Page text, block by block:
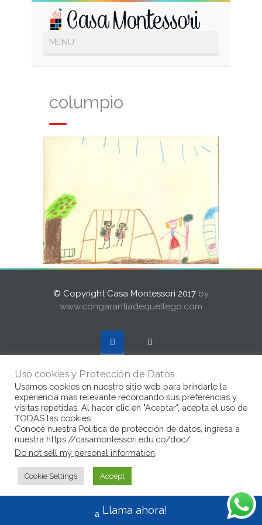
columpio
© Copyright Casa Montessori 2017 by
www.congarantiadequellego.com
Uso cookies y Protección de Datos
Usamos cookies en nuestro sitio web para brindarle la
experiencia más relevante recordando sus preferencias y
visitas repetidas. Al hacer clic en "Aceptar", acepta el uso de
TODAS las cookies.
Conoce nuestra Politica de protección de datos, ingresa a
nuestra https://casamontessori.edu.co/doc/
Do not sell my personal information
Cookie Settings Accept
Llama ahora!